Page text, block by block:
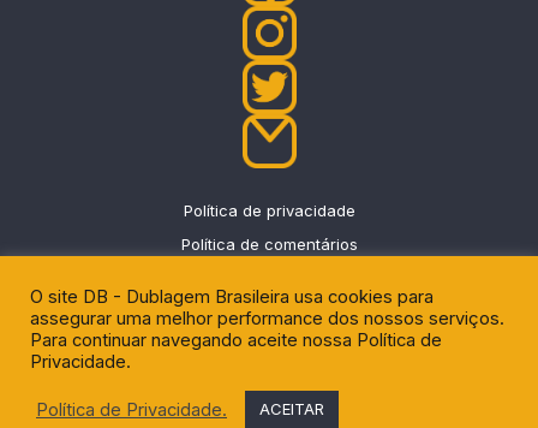
Política de privacidade
Política de comentários
DU - News
O site DB - Dublagem Brasileira usa cookies para
assegurar uma melhor performance dos nossos serviços.
Para continuar navegando aceite nossa Política de
Privacidade.
Política de Privacidade. ACEITAR